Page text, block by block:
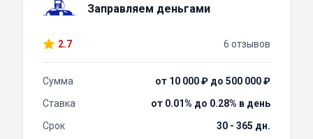
Заправляем деньгами
2.7 6 отзывов
Сумма
от 10 000 ₽ до 500 000 ₽
Ставка
от 0.01% до 0.28% в день
Срок
30 - 365 дн.